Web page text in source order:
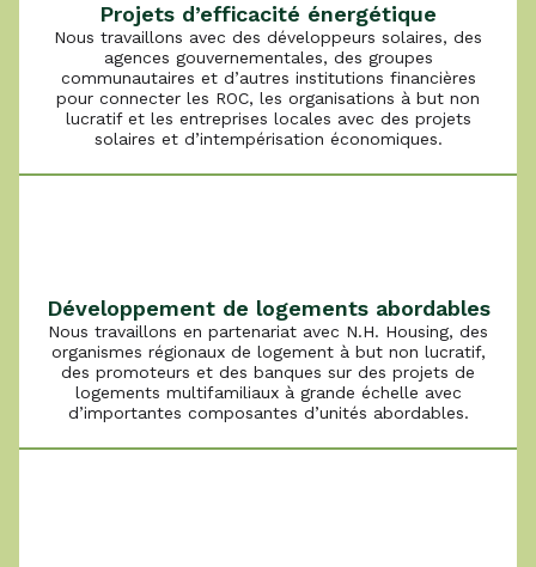
Projets d’efficacité énergétique
Nous travaillons avec des développeurs solaires, des
agences gouvernementales, des groupes
communautaires et d’autres institutions financières
pour connecter les ROC, les organisations à but non
lucratif et les entreprises locales avec des projets
solaires et d’intempérisation économiques.
Développement de logements abordables
Nous travaillons en partenariat avec N.H. Housing, des
organismes régionaux de logement à but non lucratif,
des promoteurs et des banques sur des projets de
logements multifamiliaux à grande échelle avec
d’importantes composantes d’unités abordables.